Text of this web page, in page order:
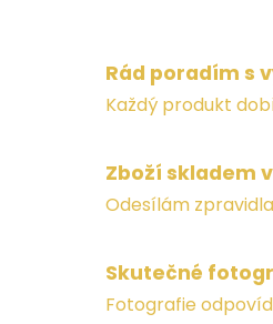
Rád poradím s
Každý produkt
Zboží skladem v
Odesílám
Skutečné
Fotografie